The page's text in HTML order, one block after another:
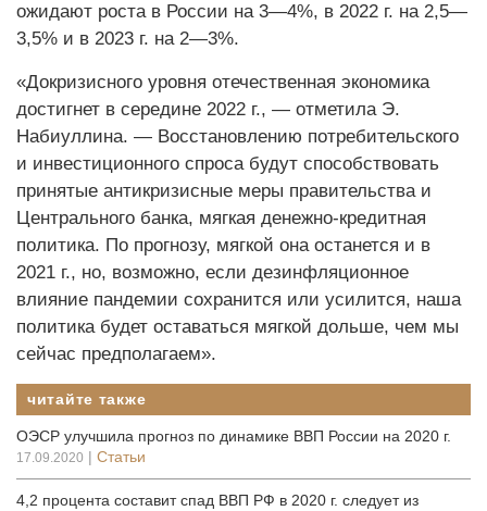
ожидают роста в России на 3—4%, в 2022 г. на 2,5—
3,5% и в 2023 г. на 2—3%.
«Докризисного уровня отечественная экономика
достигнет в середине 2022 г., — отметила Э.
Набиуллина. — Восстановлению потребительского
и инвестиционного спроса будут способствовать
принятые антикризисные меры правительства и
Центрального банка, мягкая денежно-кредитная
политика. По прогнозу, мягкой она останется и в
2021 г., но, возможно, если дезинфляционное
влияние пандемии сохранится или усилится, наша
политика будет оставаться мягкой дольше, чем мы
сейчас предполагаем».
читайте также
ОЭСР улучшила прогноз по динамике ВВП России на 2020 г.
17.09.2020 | Статьи
4,2 процента составит спад ВВП РФ в 2020 г. следует из